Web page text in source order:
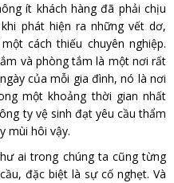
ít khách hàng đã phải chịu
phát hiện ra những vết dơ,
cách thiếu chuyên nghiệp.
và phòng tắm là một nơi rất
của mỗi gia đình, nó là nơi
một khoảng thời gian nhất
ty vệ sinh đạt yêu cầu thẩm
mùi hôi vậy.
ai trong chúng ta cũng từng
đặc biệt là sự cố nghẹt. Và